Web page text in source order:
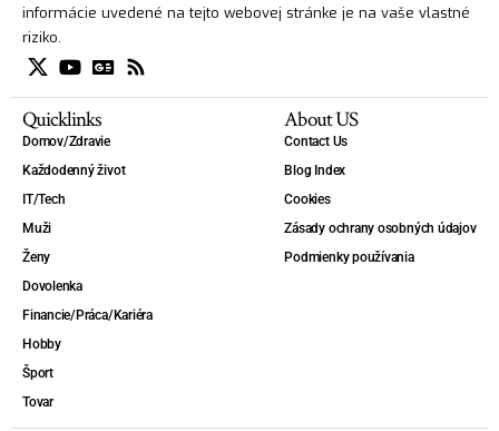
informácie uvedené na tejto webovej stránke je na vaše vlastné
riziko.
Quicklinks
Domov/Zdravie
Každodenný život
IT/Tech
Muži
Ženy
Dovolenka
Financie/Práca/Kariéra
Hobby
Šport
Tovar
About US
Contact Us
Blog Index
Cookies
Zásady ochrany osobných údajov
Podmienky používania